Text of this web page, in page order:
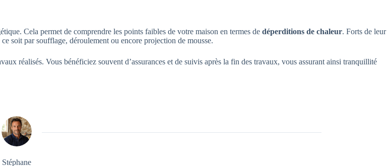
Cela permet de comprendre les points faibles de votre maison en termes de déperditions de chaleur. Forts de leur
soit par soufflage, déroulement ou encore projection de mousse.
réalisés. Vous bénéficiez souvent d’assurances et de suivis après la fin des travaux, vous assurant ainsi tranquillité
Stéphane